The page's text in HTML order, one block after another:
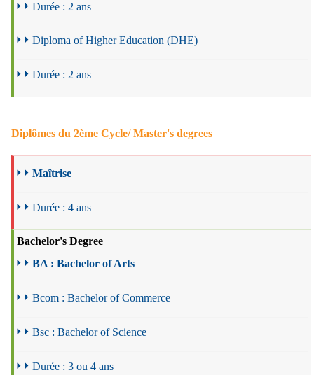
Durée : 2 ans
Diploma of Higher Education (DHE)
Durée : 2 ans
Diplômes du 2ème Cycle/ Master's degrees
Maîtrise
Durée : 4 ans
Bachelor's Degree
BA : Bachelor of Arts
Bcom : Bachelor of Commerce
Bsc : Bachelor of Science
Durée : 3 ou 4 ans